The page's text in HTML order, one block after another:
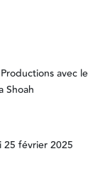
avec le
Shoah
25 février 2025